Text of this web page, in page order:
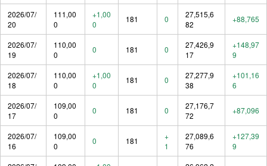
2026/07/
20
111,00
0
+1,00
0
181 0
27,515,6
82
+88,765
2026/07/
19
110,00
0
0 181 0
27,426,9
17
+148,97
9
2026/07/
18
110,00
0
+1,00
0
181 0
27,277,9
38
+101,16
6
2026/07/
17
109,00
0
0 181 0
27,176,7
72
+87,096
2026/07/
16
109,00
0
0 181
+
1
27,089,6
76
+127,39
9